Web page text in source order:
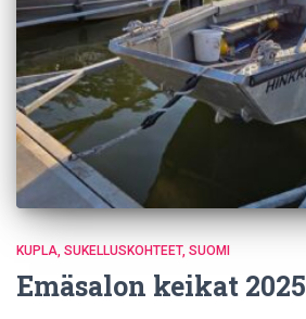
KUPLA SUKELLUSKOHTEET SUOMI
Emäsalon keikat 2025